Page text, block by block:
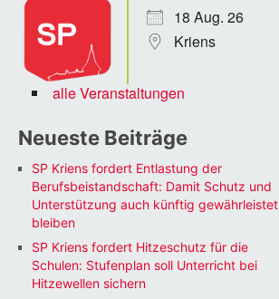
18 Aug. 26
Kriens
alle Veranstaltungen
Neueste Beiträge
SP Kriens fordert Entlastung der
Berufsbeistandschaft: Damit Schutz und
Unterstützung auch künftig gewährleistet
bleiben
SP Kriens fordert Hitzeschutz für die
Schulen: Stufenplan soll Unterricht bei
Hitzewellen sichern